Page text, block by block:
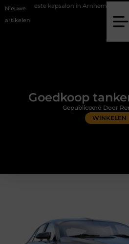
Nieuwe
artikelen
in Arnhem: meer dan alleen een
Goedkoop
WINKELEN
Gepubliceerd Door